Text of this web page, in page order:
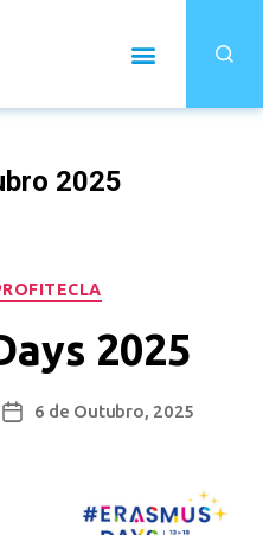
2025
2025
6 de Outubro, 2025